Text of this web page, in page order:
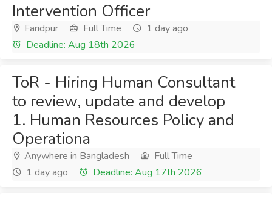
Intervention Officer
Faridpur Full Time
1 day ago
Deadline: Aug 18th 2026
ToR - Hiring Human Consultant
to review, update and develop
1. Human Resources Policy and
Operationa
Anywhere in Bangladesh
Full Time
1 day ago
Deadline: Aug 17th 2026